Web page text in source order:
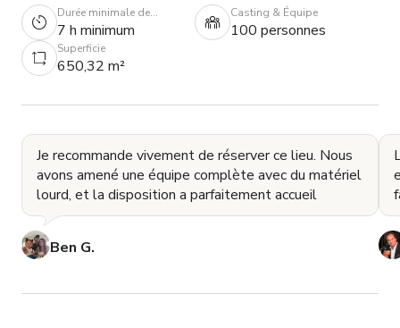
Durée minimale de
réservation
7 h minimum
Casting & Équipe
100 personnes
Superficie
650,32 m²
Je recommande vivement de réserver ce lieu. Nous
avons amené une équipe complète avec du matériel
lourd, et la disposition a parfaitement accueil
Ben G.